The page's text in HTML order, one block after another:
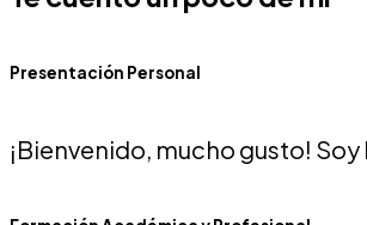
Presentación Personal
¡Bienvenido, mucho gusto!